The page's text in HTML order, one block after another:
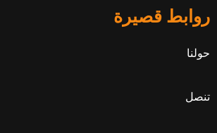
روابط قصيرة
حولنا
تنصل